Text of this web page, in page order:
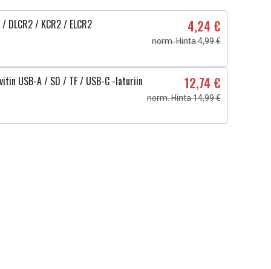
DLCR2 / KCR2 / ELCR2 4,24 €
norm. Hinta 4,99 €
USB-A / SD / TF / USB-C -laturiin
12,74 €
norm. Hinta 14,99 €